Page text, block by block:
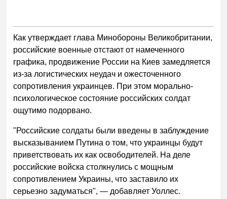
Как утверждает глава Минобороны Великобритании,
российские военные отстают от намеченного
графика, продвижение России на Киев замедляется
из-за логистических неудач и ожесточенного
сопротивления украинцев. При этом морально-
психологическое состояние российских солдат
ощутимо подорвано.
"Российские солдаты были введены в заблуждение
высказыванием Путина о том, что украинцы будут
приветствовать их как освободителей. На деле
российские войска столкнулись с мощным
сопротивлением Украины, что заставило их
серьезно задуматься", — добавляет Уоллес.